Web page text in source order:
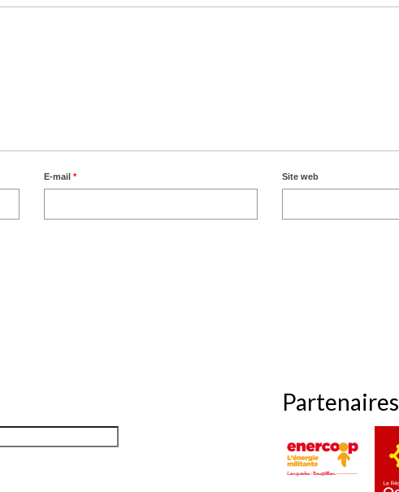
E-mail* Site web
Partenaires